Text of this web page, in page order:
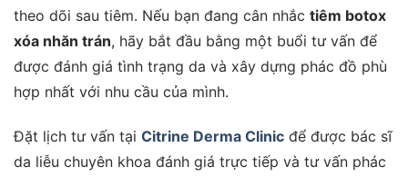
theo dõi sau tiêm. Nếu bạn đang cân nhắc tiêm botox
xóa nhăn trán, hãy bắt đầu bằng một buổi tư vấn để
được đánh giá tình trạng da và xây dựng phác đồ phù
hợp nhất với nhu cầu của mình.
Đặt lịch tư vấn tại Citrine Derma Clinic để được bác sĩ
da liễu chuyên khoa đánh giá trực tiếp và tư vấn phác